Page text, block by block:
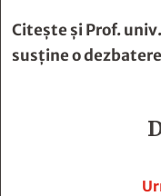
Citește șiProf.
susţine o